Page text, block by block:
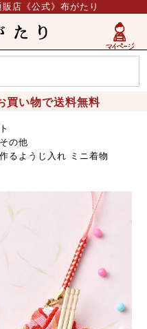
店《公式》布がたり
買い物で送料無料
その他
るようじ入れ ミニ着物